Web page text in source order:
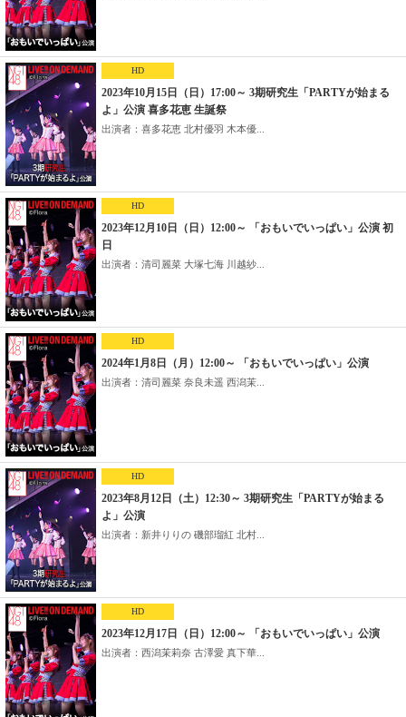
HD
2023年10月15日（日）17:00～ 3期研究生「PARTYが始まる
よ」公演 喜多花恵 生誕祭
出演者：喜多花恵 北村優羽 木本優...
HD
2023年12月10日（日）12:00～ 「おもいでいっぱい」公演 初
日
出演者：清司麗菜 大塚七海 川越紗...
HD
2024年1月8日（月）12:00～ 「おもいでいっぱい」公演
出演者：清司麗菜 奈良未遥 西潟茉...
HD
2023年8月12日（土）12:30～ 3期研究生「PARTYが始まる
よ」公演
出演者：新井りりの 磯部瑠紅 北村...
HD
2023年12月17日（日）12:00～ 「おもいでいっぱい」公演
出演者：西潟茉莉奈 古澤愛 真下華...